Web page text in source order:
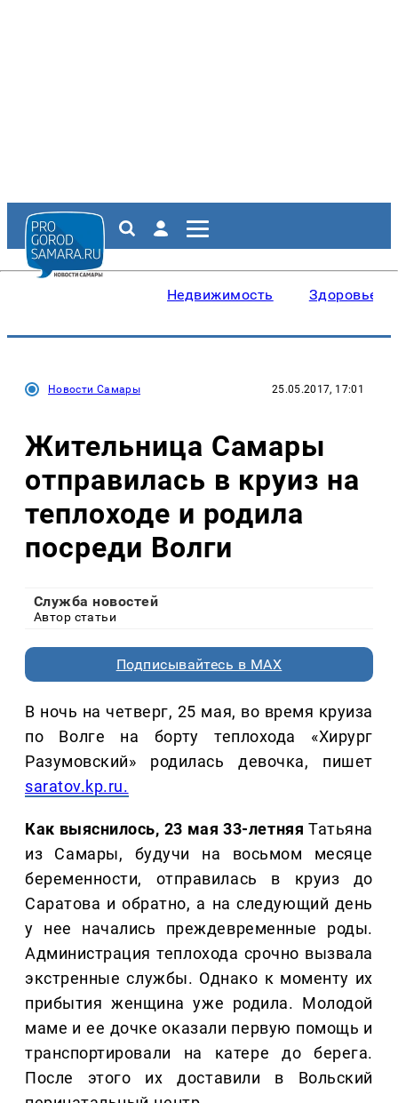
Недвижимость Здоровье
Новости Самары 25.05.2017, 17:01
Жительница Самары
отправилась в круиз на
теплоходе и родила
посреди Волги
Служба новостей
Автор статьи
Подписывайтесь в MAX
В ночь на четверг, 25 мая, во время круиза
по Волге на борту теплохода «Хирург
Разумовский» родилась девочка, пишет
saratov.kp.ru.
Как выяснилось, 23 мая 33-летняя Татьяна
из Самары, будучи на восьмом месяце
беременности, отправилась в круиз до
Саратова и обратно, а на следующий день
у нее начались преждевременные роды.
Администрация теплохода срочно вызвала
экстренные службы. Однако к моменту их
прибытия женщина уже родила. Молодой
маме и ее дочке оказали первую помощь и
транспортировали на катере до берега.
После этого их доставили в Вольский